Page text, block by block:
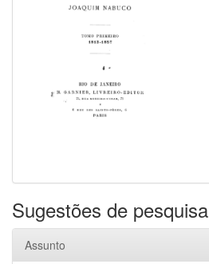
Sugestões de pesquisa
Assunto